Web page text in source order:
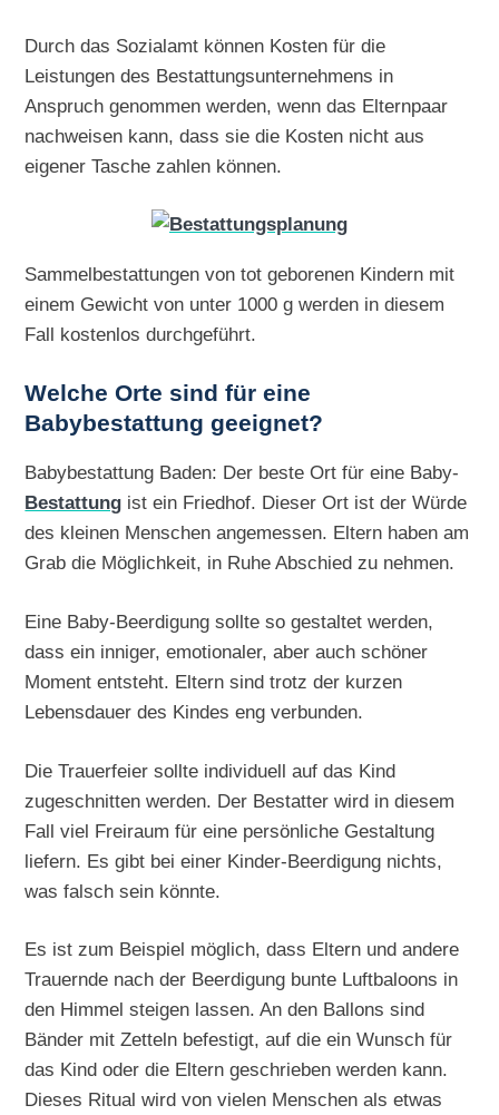
Durch das Sozialamt können Kosten für die
Leistungen des Bestattungsunternehmens in
Anspruch genommen werden, wenn das Elternpaar
nachweisen kann, dass sie die Kosten nicht aus
eigener Tasche zahlen können.
Sammelbestattungen von tot geborenen Kindern mit
einem Gewicht von unter 1000 g werden in diesem
Fall kostenlos durchgeführt.
Welche Orte sind für eine
Babybestattung geeignet?
Babybestattung Baden: Der beste Ort für eine Baby-
Bestattung ist ein Friedhof. Dieser Ort ist der Würde
des kleinen Menschen angemessen. Eltern haben am
Grab die Möglichkeit, in Ruhe Abschied zu nehmen.
Eine Baby-Beerdigung sollte so gestaltet werden,
dass ein inniger, emotionaler, aber auch schöner
Moment entsteht. Eltern sind trotz der kurzen
Lebensdauer des Kindes eng verbunden.
Die Trauerfeier sollte individuell auf das Kind
zugeschnitten werden. Der Bestatter wird in diesem
Fall viel Freiraum für eine persönliche Gestaltung
liefern. Es gibt bei einer Kinder-Beerdigung nichts,
was falsch sein könnte.
Es ist zum Beispiel möglich, dass Eltern und andere
Trauernde nach der Beerdigung bunte Luftbaloons in
den Himmel steigen lassen. An den Ballons sind
Bänder mit Zetteln befestigt, auf die ein Wunsch für
das Kind oder die Eltern geschrieben werden kann.
Dieses Ritual wird von vielen Menschen als etwas